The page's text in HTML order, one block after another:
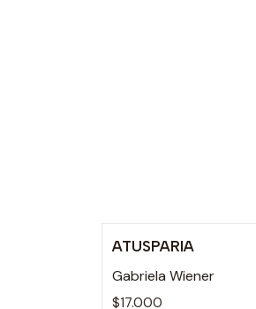
ATUSPARIA
Gabriela Wiener
$17.000